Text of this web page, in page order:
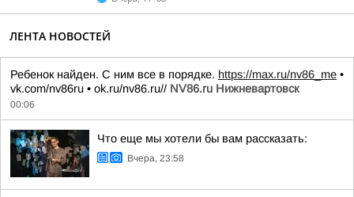
ЛЕНТА НОВОСТЕЙ
Ребенок найден. С ним все в порядке. https://max.ru/nv86_me •
vk.com/nv86ru • ok.ru/nv86.ru// NV86.ru Нижневартовск
00:06
Что еще мы хотели бы вам рассказать:
Вчера, 23:58